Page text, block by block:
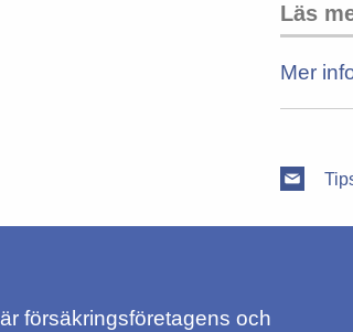
Läs
Mer
är försäkringsföretagens och